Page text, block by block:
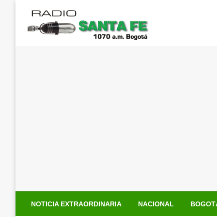
contenido
NOTICIA EXTRAORDINARIA NACIONAL